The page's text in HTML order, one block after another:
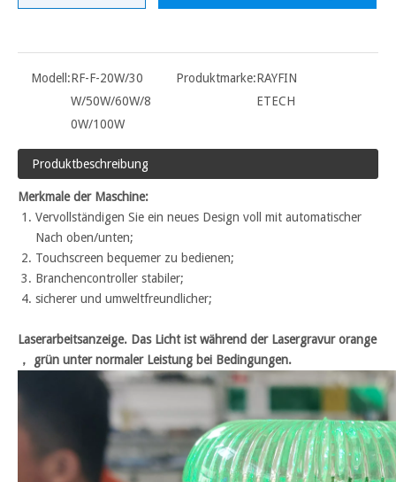
Modell:RF-F-20W/30
W/50W/60W/8
0W/100W
Produktmarke:RAYFIN
ETECH
Produktbeschreibung
Merkmale der Maschine:
Vervollständigen Sie ein neues Design voll mit automatischer
Nach oben/unten;
Touchscreen bequemer zu bedienen;
Branchencontroller stabiler;
sicherer und umweltfreundlicher;
Laserarbeitsanzeige. Das Licht ist während der Lasergravur orange
， grün unter normaler Leistung bei Bedingungen.